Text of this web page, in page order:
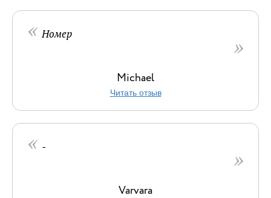
Номер
Michael
Читать отзыв
-
Varvara